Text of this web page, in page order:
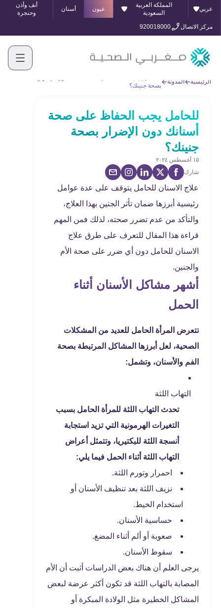
عربي
المملكة العربية
السعودية
عيون أسنان
أنف وأذن
وحنجرة
مركز الاتصال
920018000
الرئيسية المدونة
بصحة جنينك؟
للحامل يجب الحفاظ على صحة
أسنانك دون الإضرار بصحة
جنينك؟
١٥ أغسطس ٢٠٢٤
شارك
علاج الاسنان للحامل يتوقف على عدة عوامل
رئيسية أبرزها ضمان تأثر الجنين بهذا العلاج،
والتأكد من عدم تضرر صحته، لذلك فمن المهم
قراءة هذا المقال للتعرف على طرق علاج
الاسنان للحامل دون أي ضرر على صحة الأم
والجنين.
أشهر مشاكل الأسنان أثناء
الحمل
تتعرض المرأة الحامل للعديد من المشكلات
الصحية، لعل أبرزها المشاكل المرتبطة بصحة
الفم والأسنان، وتشمل:
التهاب اللثة
تحدث التهاب اللثة للمرأة الحامل بسبب
التغيرات الهرمونية التي تزيد استجابة
أنسجة اللثة للبكتيريا، وتتمثل أعراض
التهاب اللثة أثناء الحمل فيما يلي:
احمرار وتورم اللثة.
نزيف اللثة بعد تنظيف الأسنان أو
استخدام الخيط.
حساسية الأسنان.
صعوبة أو ألم أثناء المضغ.
سقوط الأسنان.
يرجى العلم أن هناك بعض الدراسات أثبت أن الأم
المصابة بالتهاب اللثة قد تكون أكثر عرضة لبعض
المشاكل الخطيرة مثل الولادة المبكرة أو